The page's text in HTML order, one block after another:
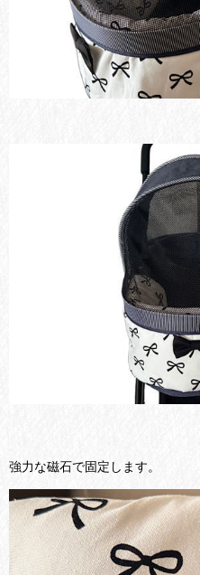
強力な磁石で固定します。